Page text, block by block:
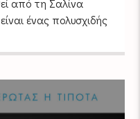
από τη Σαλίνα
ένας πολυσχιδής